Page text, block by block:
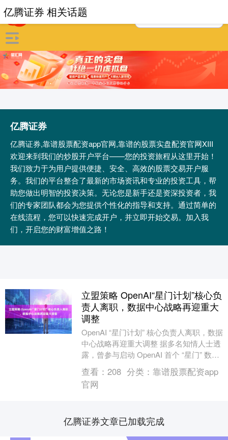
亿腾证券
亿腾证券,靠谱股票配资app官网,靠谱的股票实盘配资官网XIII‌
欢迎来到我们的炒股开户平台——您的投资旅程从这里开始！
我们致力于为用户提供便捷、安全、高效的股票交易开户服
务。我们的平台整合了最新的市场资讯和专业的投资工具，帮
助您做出明智的投资决策。无论您是新手还是资深投资者，我
们的专家团队都会为您提供个性化的指导和支持。通过简单的
在线流程，您可以快速完成开户，并立即开始交易。加入我
们，开启您的财富增值之路！
亿腾证券 相关话题
立盟策略 OpenAI“星门计划”核心负
责人离职，数据中心战略再迎重大
调整
OpenAI “星门计划” 核心负责人离职，数据
中心战略再迎重大调整 据多名知情人士透
露，曾参与启动 OpenAI 首个 “星门” 数据
中心项目的三位高管已离职....
查看： 208 分类： 靠谱股票配资app
官网
亿腾证券文章已加载完成